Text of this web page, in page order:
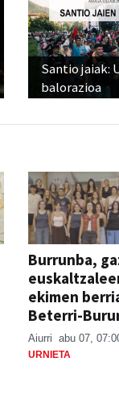
Santio jaiak:
balorazioa
Burrunba,
ekimen
Beterri-
Aiurri abu 07,
URNIETA